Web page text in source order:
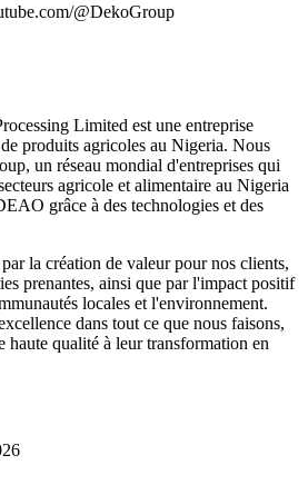
@DekoGroup
Limited est une entreprise
produits agricoles au Nigeria. Nous
un réseau mondial d'entreprises qui
agricole et alimentaire au Nigeria
grâce à des technologies et des
la création de valeur pour nos clients,
prenantes, ainsi que par l'impact positif
locales et l'environnement.
dans tout ce que nous faisons,
haute qualité à leur transformation en